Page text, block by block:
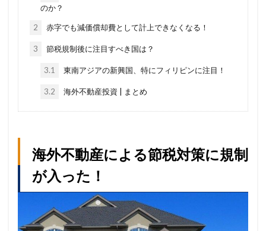
のか？
2 赤字でも減価償却費として計上できなくなる！
3 節税規制後に注目すべき国は？
3.1 東南アジアの新興国、特にフィリピンに注目！
3.2 海外不動産投資 | まとめ
海外不動産による節税対策に規制
が入った！